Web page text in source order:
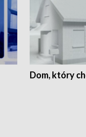
Dom, który